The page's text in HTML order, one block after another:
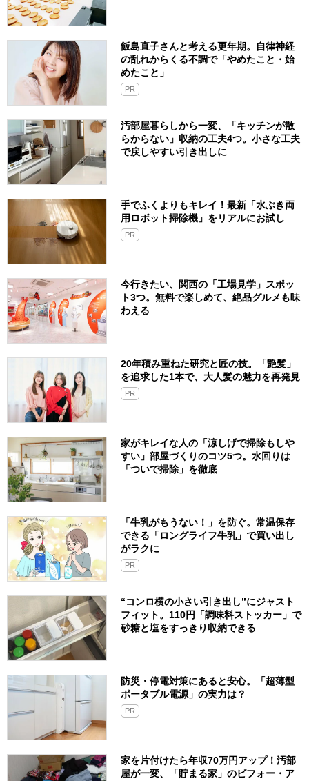
飯島直子さんと考える更年期。自律神経
の乱れからくる不調で「やめたこと・始
めたこと」
PR
汚部屋暮らしから一変、「キッチンが散
らからない」収納の工夫4つ。小さな工夫
で戻しやすい引き出しに
手でふくよりもキレイ！最新「水ぶき両
用ロボット掃除機」をリアルにお試し
PR
今行きたい、関西の「工場見学」スポッ
ト3つ。無料で楽しめて、絶品グルメも味
わえる
20年積み重ねた研究と匠の技。「艶髪」
を追求した1本で、大人髪の魅力を再発見
PR
家がキレイな人の「涼しげで掃除もしや
すい」部屋づくりのコツ5つ。水回りは
「ついで掃除」を徹底
「牛乳がもうない！」を防ぐ。常温保存
できる「ロングライフ牛乳」で買い出し
がラクに
PR
“コンロ横の小さい引き出し”にジャスト
フィット。110円「調味料ストッカー」で
砂糖と塩をすっきり収納できる
防災・停電対策にあると安心。「超薄型
ポータブル電源」の実力は？​
PR
家を片付けたら年収70万円アップ！汚部
屋が一変、「貯まる家」のビフォー・ア